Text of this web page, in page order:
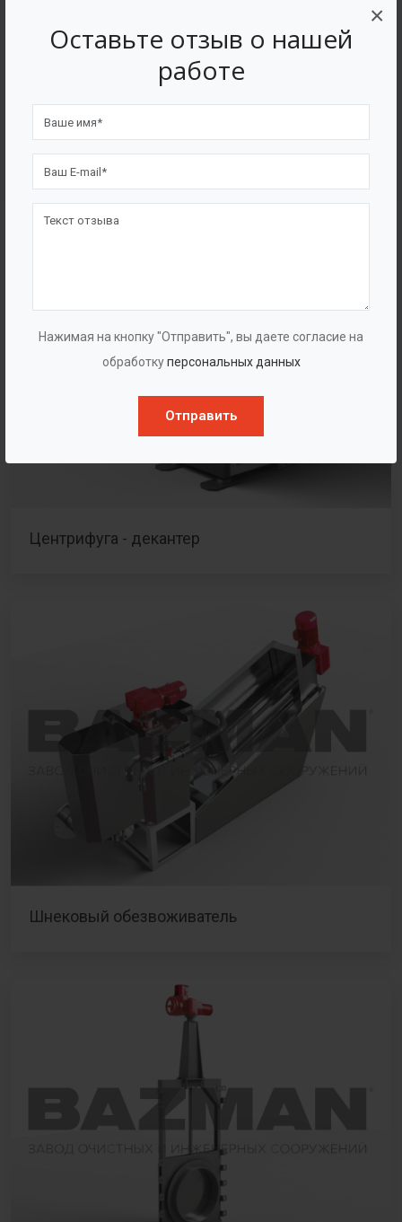
Оставьте отзыв о нашей
работе
Нажимая на кнопку "Отправить", вы даете согласие на
обработкуперсональных данных
Отправить
×
Смеситель статический трубный
Центрифуга - декантер
Шнековый обезвоживатель